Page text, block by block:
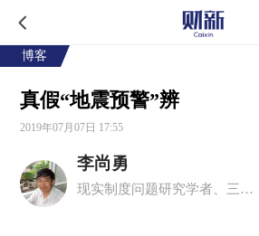
博客
真假“地震预警”辨
2019年07月07日 17:55
李尚勇
现实制度问题研究学者、三部“制度困局”作者